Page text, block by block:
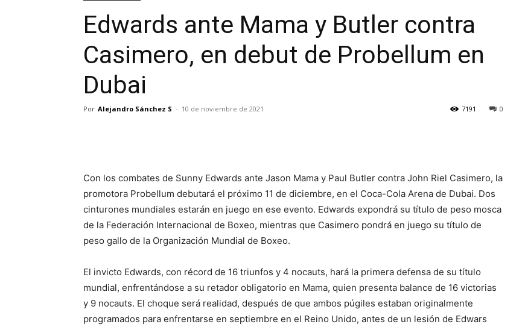
Edwards ante Mama y Butler contra
Casimero, en debut de Probellum en
Dubai
Por Alejandro Sánchez S - 10 de noviembre de 2021 0
7191
Con los combates de Sunny Edwards ante Jason Mama y Paul Butler contra John Riel Casimero, la
promotora Probellum debutará el próximo 11 de diciembre, en el Coca-Cola Arena de Dubai. Dos
cinturones mundiales estarán en juego en ese evento. Edwards expondrá su título de peso mosca
de la Federación Internacional de Boxeo, mientras que Casimero pondrá en juego su título de
peso gallo de la Organización Mundial de Boxeo.
El invicto Edwards, con récord de 16 triunfos y 4 nocauts, hará la primera defensa de su título
mundial, enfrentándose a su retador obligatorio en Mama, quien presenta balance de 16 victorias
y 9 nocauts. El choque será realidad, después de que ambos púgiles estaban originalmente
programados para enfrentarse en septiembre en el Reino Unido, antes de un lesión de Edwars